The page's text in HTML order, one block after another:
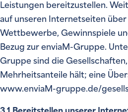
Leistungen bereitzustellen.
auf unseren Internetseiten
Wettbewerbe, Gewinnspiele
Bezug zur enviaM-Gruppe.
Gruppe sind die
Mehrheitsanteile hält; eine
www.enviaM-gruppe.de/